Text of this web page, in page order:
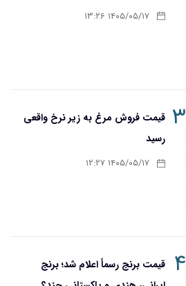
۱۴۰۵/۰۵/۱۷ ۱۳:۲۶
۳ قیمت فروش مرغ به زیر نرخ واقعی
رسید
۱۴۰۵/۰۵/۱۷ ۱۲:۲۷
۴
قیمت برنج رسماً اعلام شد؛ برنج